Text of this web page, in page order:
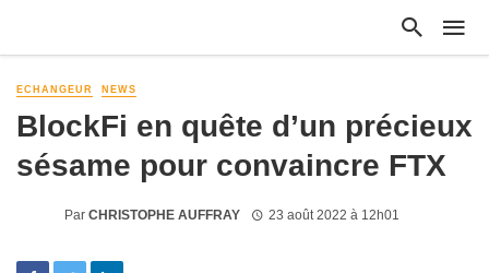
ECHANGEUR NEWS
BlockFi en quête d’un précieux
sésame pour convaincre FTX
Par CHRISTOPHE AUFFRAY 23 août 2022 à 12h01